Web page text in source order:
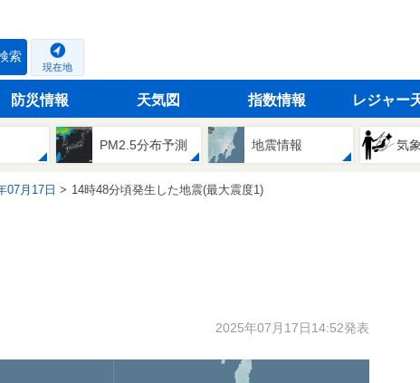
索
現在地
防災情報 天気図 指数情報 レジャー
PM2.5分布予測 地震情報 気
07月17日 14時48分頃発生した地震(最大震度1)
2025年07月17日14:52発表